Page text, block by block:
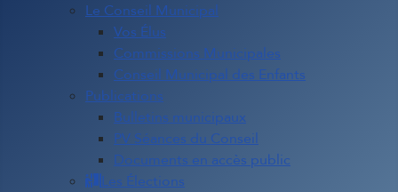
Le Conseil Municipal
Vos Élus
Commissions Municipales
Conseil Municipal des Enfants
Publications
Bulletins municipaux
PV Séances du Conseil
Documents en accès public
Les Élections